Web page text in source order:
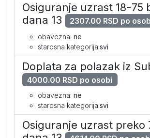
Osiguranje uzrast 18-75
dana 13
2307.00 RSD po
obavezna: ne
starosna kategorija:svi
Doplata za polazak iz
4000.00 RSD po osobi
obavezna: ne
starosna kategorija:svi
Osiguranje uzrast preko